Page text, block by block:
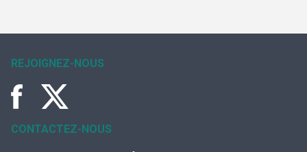
REJOIGNEZ-NOUS
CONTACTEZ-NOUS